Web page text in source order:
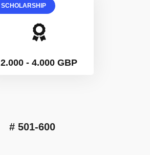
SCHOLARSHIP
2.000 - 4.000 GBP
# 501-600